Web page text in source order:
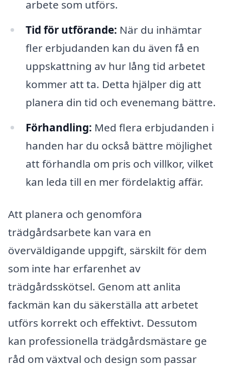
arbete som utförs.
Tid för utförande: När du inhämtar
fler erbjudanden kan du även få en
uppskattning av hur lång tid arbetet
kommer att ta. Detta hjälper dig att
planera din tid och evenemang bättre.
Förhandling: Med flera erbjudanden i
handen har du också bättre möjlighet
att förhandla om pris och villkor, vilket
kan leda till en mer fördelaktig affär.
Att planera och genomföra
trädgårdsarbete kan vara en
överväldigande uppgift, särskilt för dem
som inte har erfarenhet av
trädgårdsskötsel. Genom att anlita
fackmän kan du säkerställa att arbetet
utförs korrekt och effektivt. Dessutom
kan professionella trädgårdsmästare ge
råd om växtval och design som passar